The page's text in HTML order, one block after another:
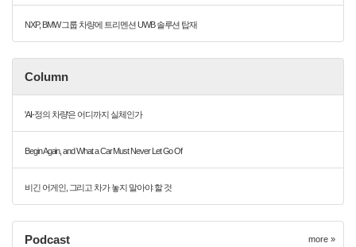
NXP, BMW 그룹 차량에 트리멘션 UWB 솔루션 탑재
Column
'AI-정의 차량'은 어디까지 실체인가
Begin Again, and What a Car Must Never Let Go Of
비긴 어게인, 그리고 차가 놓지 말아야 할 것
Podcast more »